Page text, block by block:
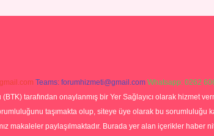
Teams: forumhizmeti@gmail.com Whatsapp: 0262
tarafından onaylanmış bir Yer Sağlayıcı olarak hizmet
taşımakta olup, siteye üye olarak bu sorumluluğu
makaleler paylaşılmaktadır. Burada yer alan içerikler